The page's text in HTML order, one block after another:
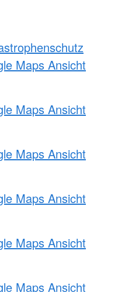
Maps Ansicht
Maps Ansicht
Maps Ansicht
Maps Ansicht
Maps Ansicht
Maps Ansicht